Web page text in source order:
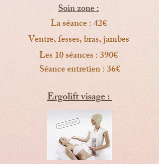
Soin zone :
La séance : 42€
Ventre, fesses, bras, jambes
Les 10 séances : 390€
Séance entretien : 36€
Ergolift visage :